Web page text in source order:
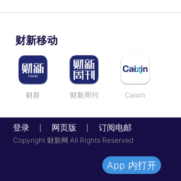
财新移动
财新 财新周刊 Caixin
登录 网页版 订阅电邮
Copyright 财新网 All Rights Reserved
App 内打开